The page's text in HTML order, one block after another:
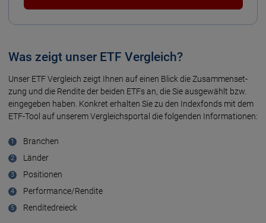
Was zeigt unser ETF Vergleich?
Unser ETF Vergleich zeigt Ihnen auf einen Blick die Zusammen­set­
zung und die Rendite der beiden ETFs an, die Sie ausge­wählt bzw.
einge­geben haben. Konkret erhalten Sie zu den Index­fonds mit dem
ETF-Tool auf unserem Vergleichs­portal die fol­genden Infor­ma­tionen:
Branchen
Länder
Positionen
Performance/Rendite
Renditedreieck